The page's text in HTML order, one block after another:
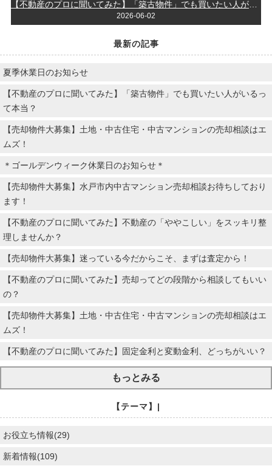
【不動産のプロに聞いてみた】「築古物件」でも買いたい人がいるって本当？
2026-06-02
最新の記事
夏季休業日のお知らせ
【不動産のプロに聞いてみた】「築古物件」でも買いたい人がいるっ
て本当？
【売却物件大募集】土地・中古住宅・中古マンションの売却相談はエ
ムズ！
＊ゴールデンウィーク休業日のお知らせ＊
【売却物件大募集】水戸市内中古マンション売却相談お待ちしており
ます！
【不動産のプロに聞いてみた】不動産の「ややこしい」をスッキリ整
理しませんか？
【売却物件大募集】迷っている今だからこそ、まずは査定から！
【不動産のプロに聞いてみた】売却ってどの段階から相談してもいい
の？
【売却物件大募集】土地・中古住宅・中古マンションの売却相談はエ
ムズ！
【不動産のプロに聞いてみた】固定金利と変動金利、どっちがいい？
もっとみる
【テーマ】|
お役立ち情報(29)
新着情報(109)